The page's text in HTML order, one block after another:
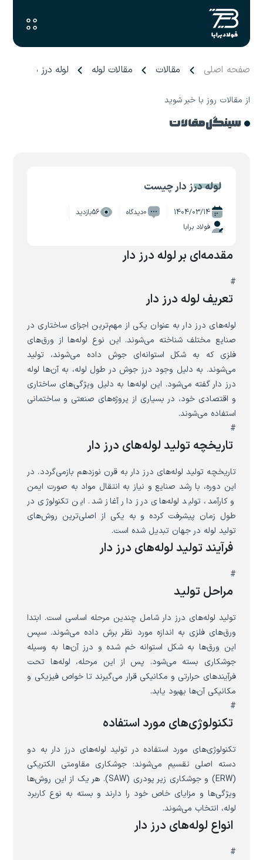
صفحه اصلی مقالات مقالات لوله لوله درز دار
از مقالات روز با خبر شوید
سینگل مقالات
لوله درز دار چیست
1404/03/14 0دیدگاه
56بازدید
فولاد برابا
مقدمه‌ای بر لوله درز دار
#
تعریف لوله درز دار
لوله‌های درز دار به عنوان یکی از مهم‌ترین اجزای ساختاری در
صنایع مختلف شناخته می‌شوند. این نوع لوله‌ها از ورق‌های
فلزی که به شکل استوانه‌ای جوش داده می‌شوند، تولید
می‌شوند. به دلیل وجود درز جوش در طول لوله، به آن‌ها لوله
درز دار گفته می‌شود. این لوله‌ها به دلیل ویژگی‌های ساختاری
و اقتصادی خود، در بسیاری از پروژه‌های صنعتی و ساختمانی
استفاده می‌شوند.
#
تاریخچه تولید لوله‌های درز دار
تاریخچه تولید لوله‌های درز دار به قرن نوزدهم بازمی‌گردد. در
این دوره، با رشد صنایع و نیاز به انتقال مواد به صورت ایمن
و کارآمد، تولید لوله‌های درز دار آغاز شد. این تکنولوژی در
طول زمان پیشرفت کرده و به یکی از اصلی‌ترین روش‌های
تولید لوله در جهان تبدیل شده است.
فرآیند تولید لوله‌های درز دار
#
مراحل تولید
تولید لوله‌های درز دار شامل چندین مرحله اساسی است. ابتدا
ورق‌های فلزی به اندازه مورد نظر برش داده می‌شوند. سپس
این ورق‌ها به شکل استوانه خم شده و درز آن‌ها به وسیله
جوشکاری بسته می‌شود. پس از این مرحله، لوله‌ها تحت
فرآیندهای حرارتی و مکانیکی قرار می‌گیرند تا خواص فیزیکی و
مکانیکی آن‌ها بهبود یابد.
#
تکنولوژی‌های مورد استفاده
تکنولوژی‌های مورد استفاده در تولید لوله‌های درز دار به دو
دسته اصلی تقسیم می‌شوند: جوشکاری مقاومتی الکتریکی
(ERW) و جوشکاری زیر پودری (SAW). هر یک از این روش‌ها
ویژگی‌ها و مزایای خاص خود را دارند و بسته به نوع کاربرد
لوله، انتخاب می‌شوند.
انواع لوله‌های درز دار
#